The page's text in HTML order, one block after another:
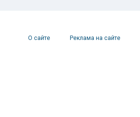
О сайте Реклама на сайте